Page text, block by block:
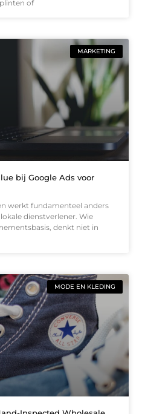
of
MARKETING
bij Google Ads voor
werkt fundamenteel anders
dienstverlener. Wie
denkt niet in
MODE EN KLEDING